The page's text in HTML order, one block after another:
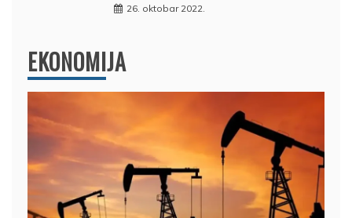
26. oktobar 2022.
EKONOMIJA